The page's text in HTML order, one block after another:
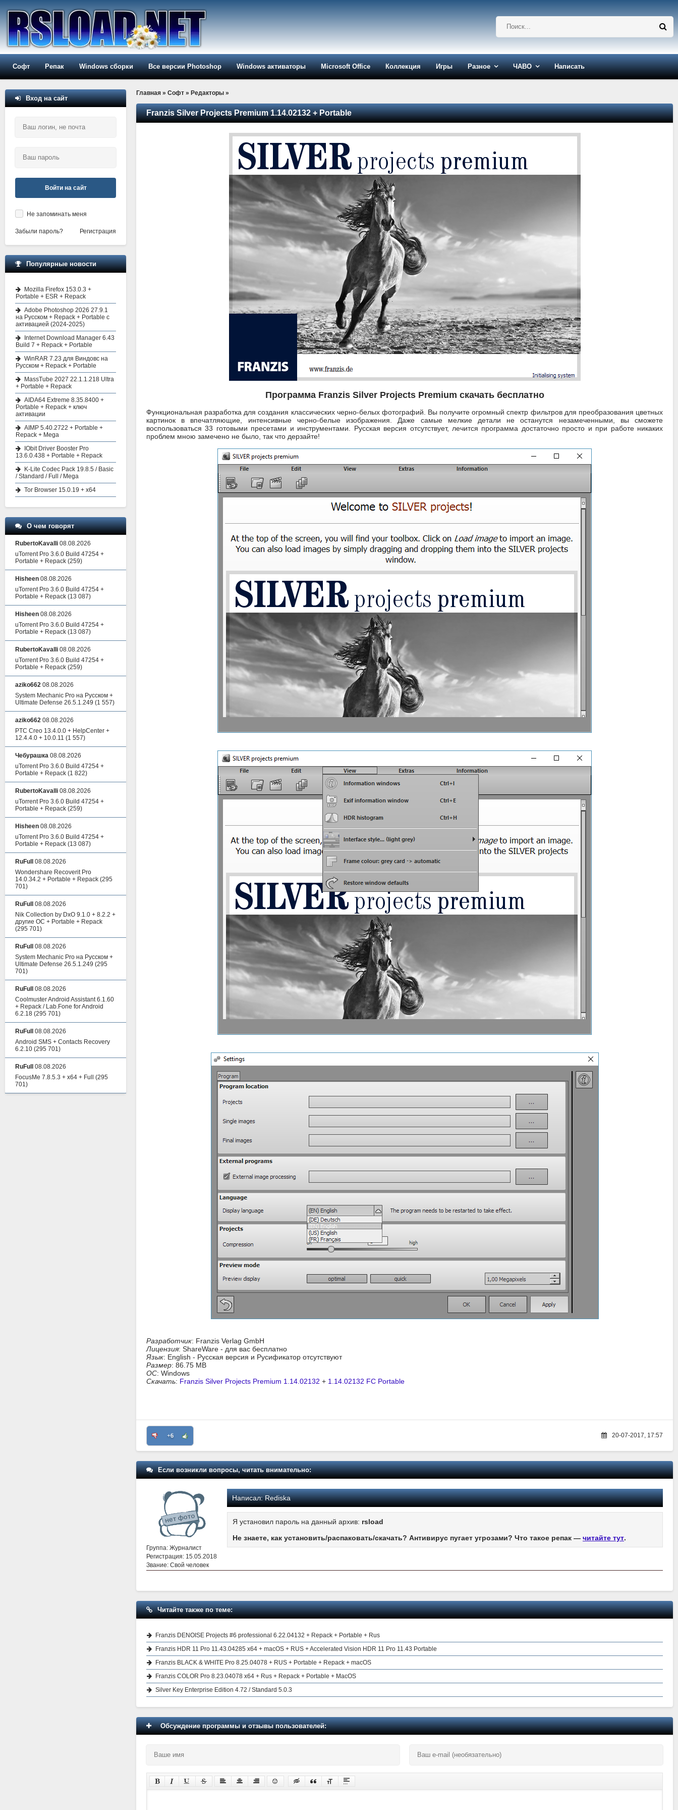
Софт Репак Windows сборки Все версии Photoshop Windows активаторы Microsoft Office Коллекция Игры Разное ЧАВО Написать
Главная » Софт » Редакторы »
Franzis Silver Projects Premium 1.14.02132 + Portable
Программа Franzis Silver Projects Premium скачать бесплатно
Функциональная разработка для создания классических черно-белых фотографий. Вы получите огромный спектр фильтров для преобразования цветных
картинок в впечатляющие, интенсивные черно-белые изображения. Даже самые мелкие детали не останутся незамеченными, вы сможете
воспользоваться 33 готовыми пресетами и инструментами. Русская версия отсутствует, лечится программа достаточно просто и при работе никаких
проблем мною замечено не было, так что дерзайте!
Разработчик: Franzis Verlag GmbH
Лицензия: ShareWare - для вас бесплатно
Язык: English - Русская версия и Русификатор отсутствуют
Размер: 86.75 MB
ОС: Windows
Скачать: Franzis Silver Projects Premium 1.14.02132 + 1.14.02132 FC Portable
+6 20-07-2017, 17:57
Если возникли вопросы, читать внимательно:
Группа: Журналист
Регистрация: 15.05.2018
Звание: Свой человек
Написал:Rediska
Я установил пароль на данный архив: rsload
Не знаете, как установить/распаковать/скачать? Антивирус пугает угрозами? Что такое репак — читайте тут.
Читайте также по теме:
Franzis DENOISE Projects #6 professional 6.22.04132 + Repack + Portable + Rus
Franzis HDR 11 Pro 11.43.04285 x64 + macOS + RUS + Accelerated Vision HDR 11 Pro 11.43 Portable
Franzis BLACK & WHITE Pro 8.25.04078 + RUS + Portable + Repack + macOS
Franzis COLOR Pro 8.23.04078 x64 + Rus + Repack + Portable + MacOS
Silver Key Enterprise Edition 4.72 / Standard 5.0.3
Обсуждение программы и отзывы пользователей:
Вход на сайт
Войти на сайт
Не запоминать меня
Забыли пароль? Регистрация
Популярные новости
Mozilla Firefox 153.0.3 +
Portable + ESR + Repack
Adobe Photoshop 2026 27.9.1
на Русском + Repack + Portable с
активацией (2024-2025)
Internet Download Manager 6.43
Build 7 + Repack + Portable
WinRAR 7.23 для Виндовс на
Русском + Repack + Portable
MassTube 2027 22.1.1.218 Ultra
+ Portable + Repack
AIDA64 Extreme 8.35.8400 +
Portable + Repack + ключ
активации
AIMP 5.40.2722 + Portable +
Repack + Mega
IObit Driver Booster Pro
13.6.0.438 + Portable + Repack
K-Lite Codec Pack 19.8.5 / Basic
/ Standard / Full / Mega
Tor Browser 15.0.19 + x64
О чем говорят
RubertoKavalli 08.08.2026
uTorrent Pro 3.6.0 Build 47254 +
Portable + Repack (259)
Hisheen 08.08.2026
uTorrent Pro 3.6.0 Build 47254 +
Portable + Repack (13 087)
Hisheen 08.08.2026
uTorrent Pro 3.6.0 Build 47254 +
Portable + Repack (13 087)
RubertoKavalli 08.08.2026
uTorrent Pro 3.6.0 Build 47254 +
Portable + Repack (259)
aziko662 08.08.2026
System Mechanic Pro на Русском +
Ultimate Defense 26.5.1.249 (1 557)
aziko662 08.08.2026
PTC Creo 13.4.0.0 + HelpCenter +
12.4.4.0 + 10.0.11 (1 557)
Чебурашка 08.08.2026
uTorrent Pro 3.6.0 Build 47254 +
Portable + Repack (1 822)
RubertoKavalli 08.08.2026
uTorrent Pro 3.6.0 Build 47254 +
Portable + Repack (259)
Hisheen 08.08.2026
uTorrent Pro 3.6.0 Build 47254 +
Portable + Repack (13 087)
RuFull
08.08.2026
Wondershare Recoverit Pro
14.0.34.2 + Portable + Repack (295
701)
RuFull
08.08.2026
Nik Collection by DxO 9.1.0 + 8.2.2 +
другие ОС + Portable + Repack
(295 701)
RuFull
08.08.2026
System Mechanic Pro на Русском +
Ultimate Defense 26.5.1.249 (295
701)
RuFull
08.08.2026
Coolmuster Android Assistant 6.1.60
+ Repack / Lab.Fone for Android
6.2.18 (295 701)
RuFull
08.08.2026
Android SMS + Contacts Recovery
6.2.10 (295 701)
RuFull
08.08.2026
FocusMe 7.8.5.3 + x64 + Full
(295
701)